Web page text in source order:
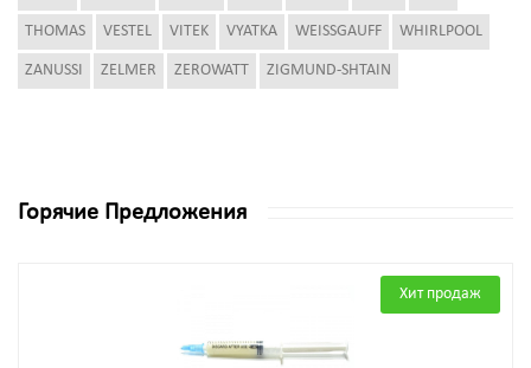
THOMAS VESTEL VITEK VYATKA WEISSGAUFF WHIRLPOOL
ZANUSSI ZELMER ZEROWATT ZIGMUND-SHTAIN
Горячие Предложения
Хит продаж